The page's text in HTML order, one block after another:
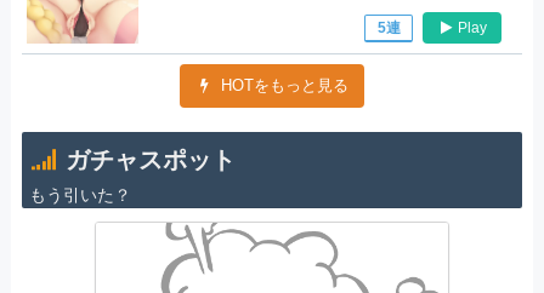
5連 Play
HOTをもっと見る
ガチャスポット
もう引いた？